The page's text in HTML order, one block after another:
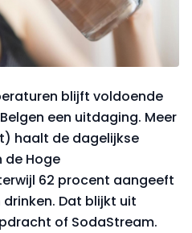
blijft voldoende
een uitdaging. Meer
haalt de dagelijkse
de Hoge
62 procent aangeeft
Dat blijkt uit
of SodaStream.